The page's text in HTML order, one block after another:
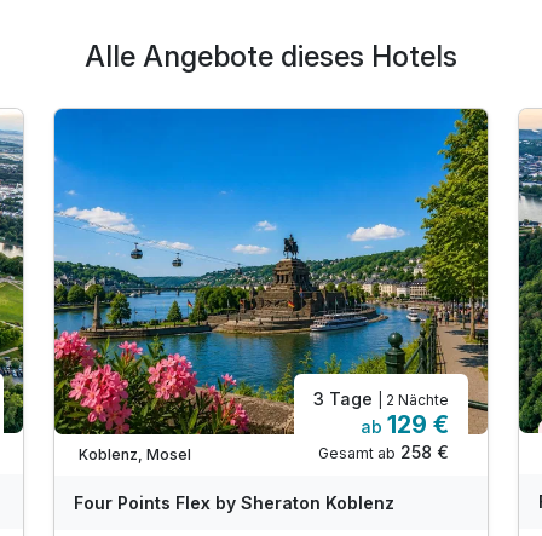
Alle Angebote dieses Hotels
Koblenz, Mosel
3 Tage | 2 Nächte
ab 129 €
Gesamt ab 258 €
Four Points Flex by Sheraton Koblenz